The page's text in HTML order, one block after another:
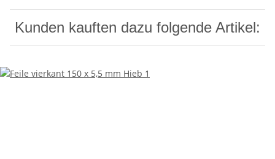
Kunden kauften dazu folgende Artikel: